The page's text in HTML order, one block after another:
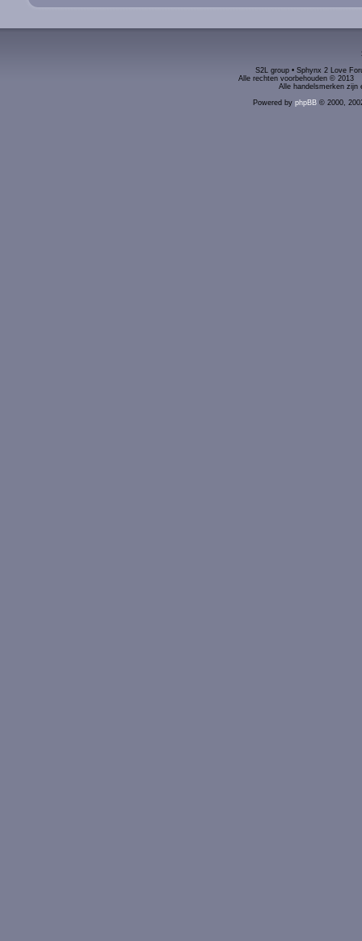
S2L group • Sphynx 2 Love
Alle rechten voorbehouden ©
Alle handelsmerken zijn
Powered by phpBB© 2000,